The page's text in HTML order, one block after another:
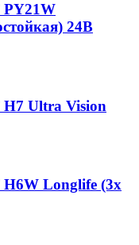
24В
Ultra Vision
Longlife (3x